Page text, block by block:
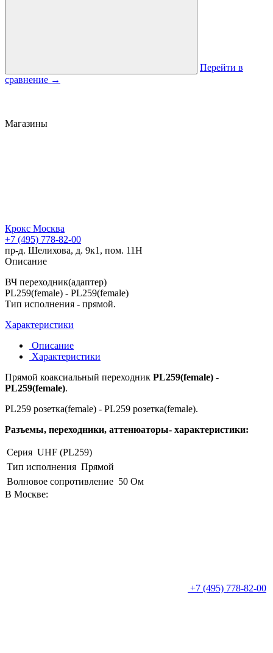
Перейти в
сравнение →
Магазины
Крокс Москва
+7 (495) 778-82-00
пр-д. Шелихова, д. 9к1, пом. 11Н
Описание
ВЧ переходник(адаптер)
PL259(female) - PL259(female)
Тип исполнения - прямой.
Характеристики
Описание
Характеристики
Прямой коаксиальный переходник PL259(female) -
PL259(female).
PL259 розетка(female) - PL259 розетка(female).
Разъемы, переходники, аттенюаторы- характеристики:
Серия UHF (PL259)
Тип исполнения Прямой
Волновое сопротивление 50 Ом
В Москве:
+7 (495) 778-82-00